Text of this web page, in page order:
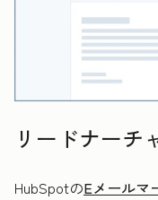
リードナーチ
HubSpotのEメールマ